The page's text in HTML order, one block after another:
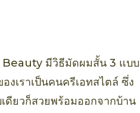
Beauty มีวิธีมัดผมสั้น 3 แบบ
เราเป็นคนครีเอทสไตล์ ซึ่ง
ดียวก็สวยพร้อมออกจากบ้าน